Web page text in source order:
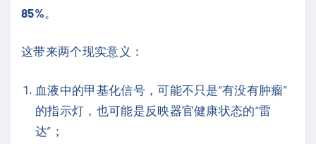
85%
这带来两个现实意义：
血液中的甲基化信号，可能不只是“有没有肿瘤”
的指示灯，也可能是反映器官健康状态的“雷
达”；